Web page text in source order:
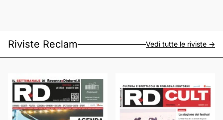
Riviste Reclam Vedi tutte le riviste ->